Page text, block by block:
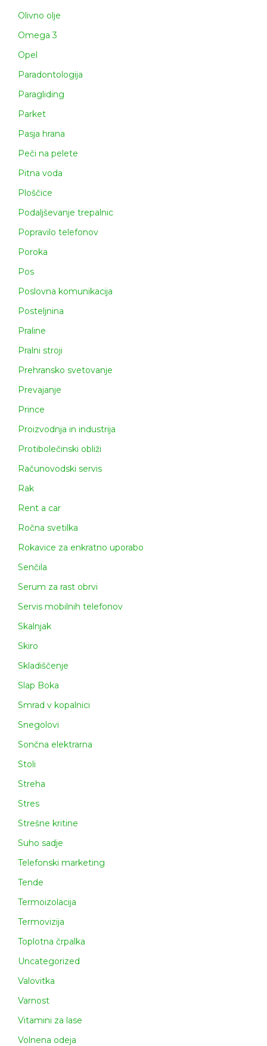
Olivno olje
Omega 3
Opel
Paradontologija
Paragliding
Parket
Pasja hrana
Peči na pelete
Pitna voda
Ploščice
Podaljševanje trepalnic
Popravilo telefonov
Poroka
Pos
Poslovna komunikacija
Posteljnina
Praline
Pralni stroji
Prehransko svetovanje
Prevajanje
Prince
Proizvodnja in industrija
Protibolečinski obliži
Računovodski servis
Rak
Rent a car
Ročna svetilka
Rokavice za enkratno uporabo
Senčila
Serum za rast obrvi
Servis mobilnih telefonov
Skalnjak
Skiro
Skladiščenje
Slap Boka
Smrad v kopalnici
Snegolovi
Sončna elektrarna
Stoli
Streha
Stres
Strešne kritine
Suho sadje
Telefonski marketing
Tende
Termoizolacija
Termovizija
Toplotna črpalka
Uncategorized
Valovitka
Varnost
Vitamini za lase
Volnena odeja